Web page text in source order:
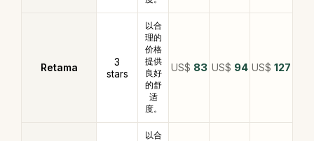
Retama
3
stars
以合
理的
价格
提供
良好
的舒
适
度。
US$ 83 US$ 94 US$ 127
以合